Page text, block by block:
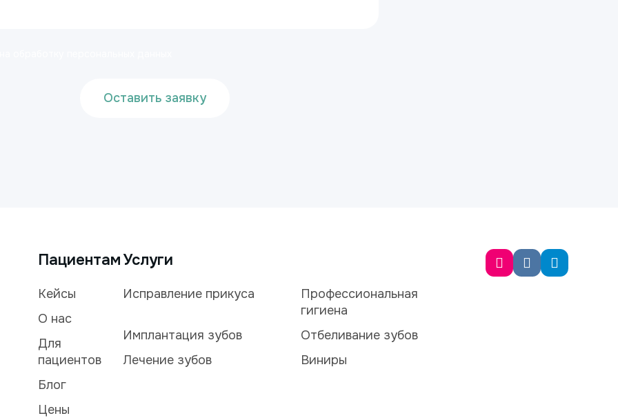
Оставить заявку
Пациентам
Кейсы
О нас
Для
пациентов
Блог
Цены
Услуги
Исправление прикуса
Профессиональная
гигиена
Имплантация зубов
Отбеливание зубов
Лечение зубов
Виниры